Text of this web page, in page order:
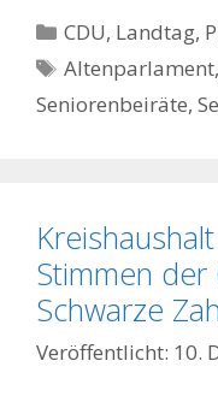
Kategorien
CDU, Landtag,
Schlagwörter
Altenparlament,
Seniorenbeiräte,
Stimmen
Schwarze
10.